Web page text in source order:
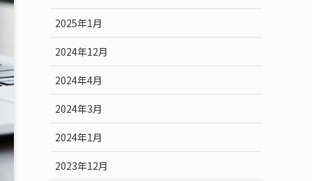
2025年1月
2024年12月
2024年4月
2024年3月
2024年1月
2023年12月